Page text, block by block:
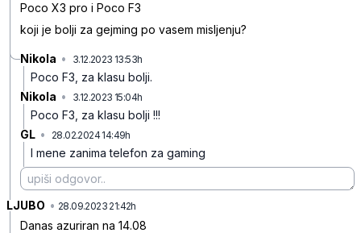
Poco X3 pro i Poco F3
koji je bolji za gejming po vasem misljenju?
Nikola • 3.12.2023 13:53h
Poco F3, za klasu bolji.
Nikola • 3.12.2023 15:04h
Poco F3, za klasu bolji !!!
GL • 28.02.2024 14:49h
I mene zanima telefon za gaming
LJUBO • 28.09.2023 21:42h
Danas azuriran na 14.08